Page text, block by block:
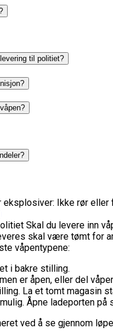
til politiet?
eksplosiver: Ikke rør
Skal du levere inn
skal være tømt for
våpentypene:
i bakre stilling.
er åpen, eller del
La et tomt magasin
Åpne ladeporten på
ved å se gjennom